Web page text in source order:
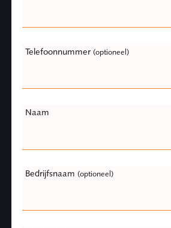
Telefoonnummer (optioneel)
Naam
Bedrijfsnaam (optioneel)